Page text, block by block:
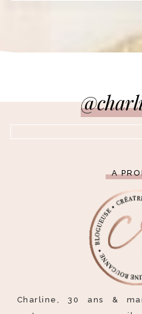
A
Charline, 30 ans &